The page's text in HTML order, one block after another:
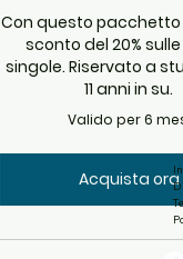
Con questo pacchetto
sconto del 20%
singole. Riservato a
11 anni in su.
Valido per 6
Acquista ora